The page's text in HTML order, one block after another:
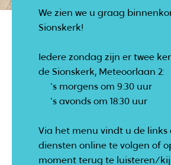
We zien we u graag
Sionskerk!
Iedere zondag zijn er twee
de Sionskerk, Meteoorlaan 2:
's morgens om 9:30 uur
's avonds om 18:30 uur
Via het menu vindt u de links
diensten online te volgen of
moment terug te luisteren/